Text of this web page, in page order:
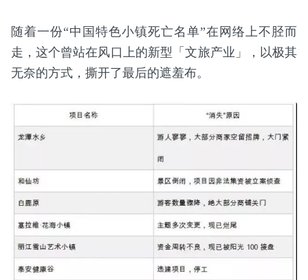
随着一份“中国特色小镇死亡名单”在网络上不胫而
走，这个曾站在风口上的新型「文旅产业」，以极其
无奈的方式，撕开了最后的遮羞布。